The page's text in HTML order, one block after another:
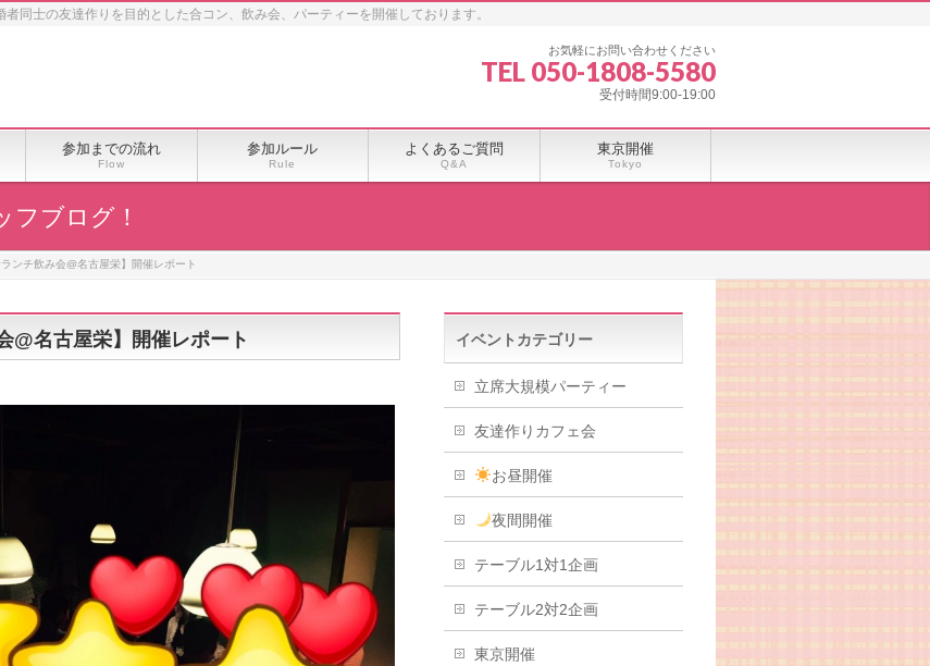
同士の友達作りを目的とした合コン、飲み会、パーティーを開催しております。
お気軽にお問い合わせください
TEL 050-1808-5580
受付時間9:00-19:00
参加までの流れ
Flow
参加ルール
Rule
よくあるご質問
Q&A
東京開催
Tokyo
フブログ！
ンチ飲み会@名古屋栄】開催レポート
@名古屋栄】開催レポート イベントカテゴリー
立席大規模パーティー
友達作りカフェ会
お昼開催
夜間開催
テーブル1対1企画
テーブル2対2企画
東京開催